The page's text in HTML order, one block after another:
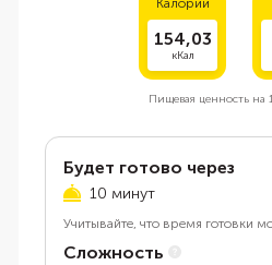
Калории
154,03
кКал
Пищевая ценность на
Будет готово через
10 минут
Учитывайте, что время готовки
Сложность